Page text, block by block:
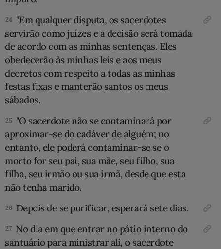
24 "Em qualquer disputa, os sacerdotes
servirão como juízes e a decisão será tomada
de acordo com as minhas sentenças. Eles
obedecerão às minhas leis e aos meus
decretos com respeito a todas as minhas
festas fixas e manterão santos os meus
sábados.
25 "O sacerdote não se contaminará por
aproximar-se do cadáver de alguém; no
entanto, ele poderá contaminar-se se o
morto for seu pai, sua mãe, seu filho, sua
filha, seu irmão ou sua irmã, desde que esta
não tenha marido.
26 Depois de se purificar, esperará sete dias.
27 No dia em que entrar no pátio interno do
santuário para ministrar ali, o sacerdote